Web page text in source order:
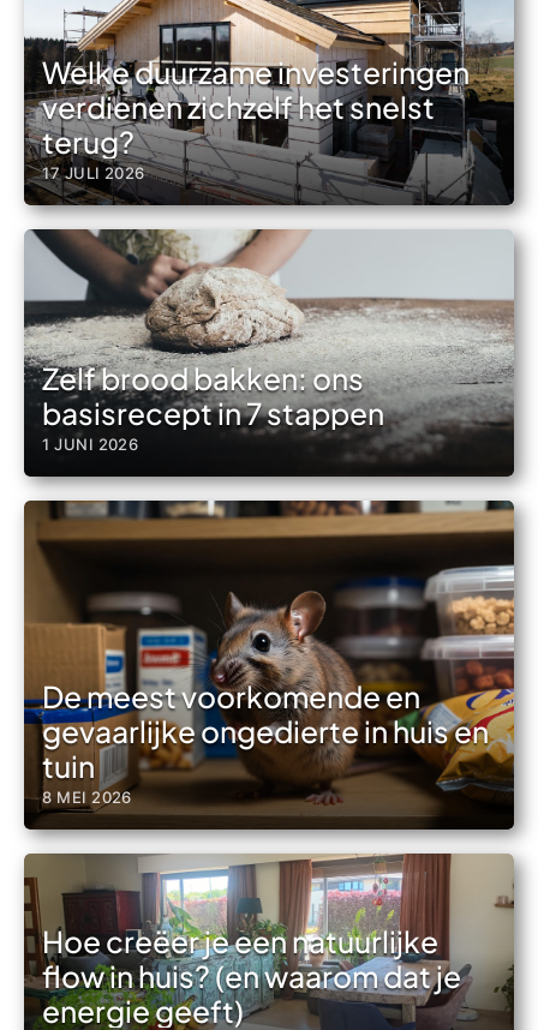
Welke duurzame investeringen
verdienen zichzelf het snelst
terug?
17 JULI 2026
Zelf brood bakken: ons
basisrecept in 7 stappen
1 JUNI 2026
De meest voorkomende en
gevaarlijke ongedierte in huis en
tuin
8 MEI 2026
Hoe creëer je een natuurlijke
flow in huis? (en waarom dat je
energie geeft)